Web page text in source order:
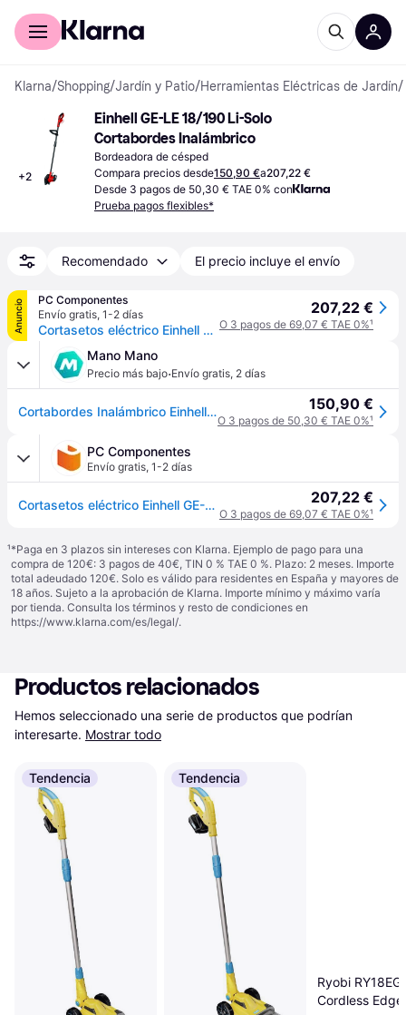
Comprar con Klarna
Klarna/Shopping/Jardín y Patio/Herramientas Eléctricas de Jardín/
+2
Einhell GE-LE 18/190 Li-Solo
Cortabordes Inalámbrico
Bordeadora de césped
Compara precios desde150,90 €a207,22 €
Desde 3 pagos de 50,30 € TAE 0% con
Prueba pagos flexibles*
Recomendado El precio incluye el envío
Anuncio
PC Componentes
Envío gratis, 1-2 días
Cortasetos eléctrico Einhell GE-LE 18/190 Li-Solo 18V Cuchilla doble Ajustable
207,22 €
O 3 pagos de 69,07 € TAE 0%¹
Mano Mano
Precio más bajo·Envío gratis, 2 días
Cortabordes Inalámbrico Einhell Ge-le 18/190 Li - Solo Cuerpo 150,90 €
O 3 pagos de 50,30 € TAE 0%¹
PC Componentes
Envío gratis, 1-2 días
Cortasetos eléctrico Einhell GE-LE 18/190 Li-Solo 18V Cuchilla doble Ajustable 207,22 €
O 3 pagos de 69,07 € TAE 0%¹
¹*Paga en 3 plazos sin intereses con Klarna. Ejemplo de pago para una
compra de 120€: 3 pagos de 40€, TIN 0 % TAE 0 %. Plazo: 2 meses. Importe
total adeudado 120€. Solo es válido para residentes en España y mayores de
18 años. Sujeto a la aprobación de Klarna. Importe mínimo y máximo varía
por tienda. Consulta los términos y resto de condiciones en
https://www.klarna.com/es/legal/.
Productos relacionados
Hemos seleccionado una serie de productos que podrían
interesarte. Mostrar todo
Tendencia Tendencia
Ryobi
Cordless